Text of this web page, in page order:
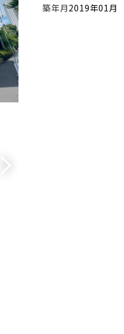
築年月2019年01月